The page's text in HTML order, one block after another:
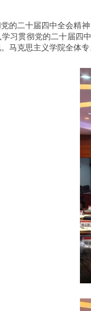
的二十届四中全会精
习贯彻党的二十届四
马克思主义学院全体